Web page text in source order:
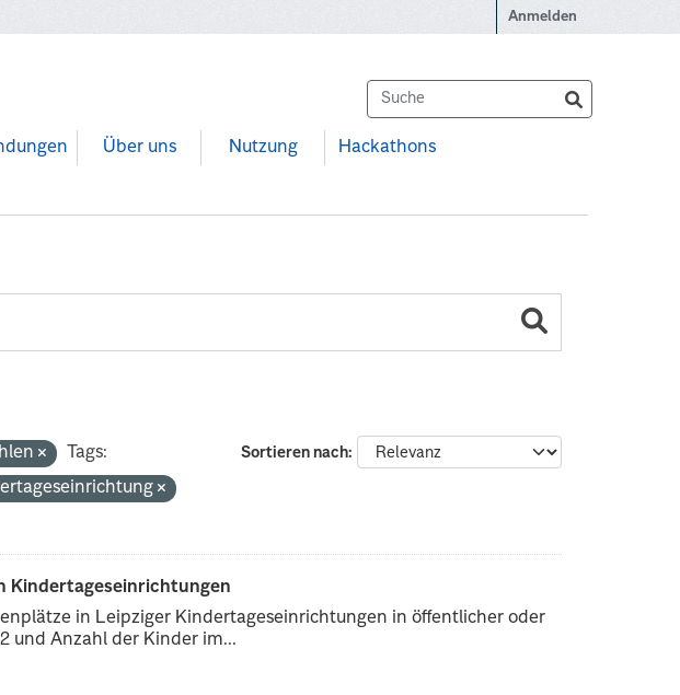
Anmelden
Über uns Nutzung Hackathons
Sortieren nach
Tags:
Kindertageseinrichtungen
in Leipziger Kindertageseinrichtungen in öffentlicher oder
und Anzahl der Kinder im...